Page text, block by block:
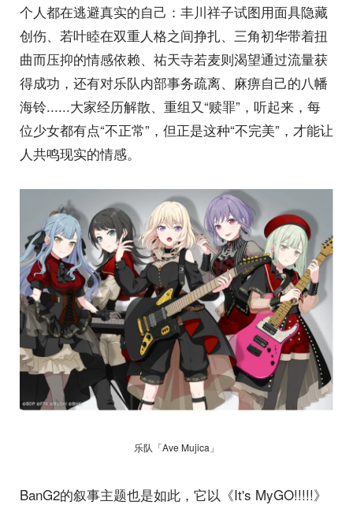
个人都在逃避真实的自己：丰川祥子试图用面具隐藏
创伤、若叶睦在双重人格之间挣扎、三角初华带着扭
曲而压抑的情感依赖、祐天寺若麦则渴望通过流量获
得成功，还有对乐队内部事务疏离、麻痹自己的八幡
海铃......大家经历解散、重组又“赎罪”，听起来，每
位少女都有点“不正常”，但正是这种“不完美”，才能让
人共鸣现实的情感。
乐队「Ave Mujica」
BanG2的叙事主题也是如此，它以《It's MyGO!!!!!》